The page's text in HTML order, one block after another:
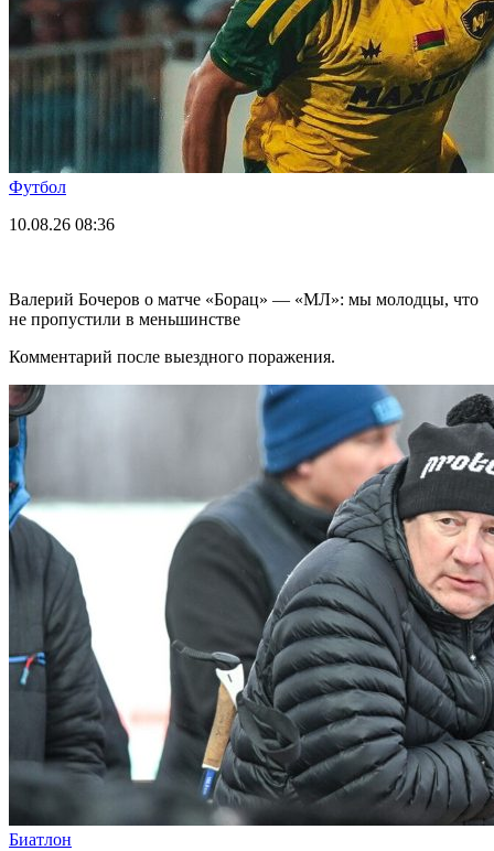
Футбол
10.08.26 08:36
Валерий Бочеров о матче «Борац» — «МЛ»: мы молодцы, что
не пропустили в меньшинстве
Комментарий после выездного поражения.
Биатлон